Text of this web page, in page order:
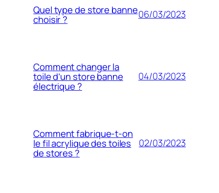
Quel type de store banne
choisir ? 06/03/2023
Comment changer la
toile d’un store banne
électrique ?
04/03/2023
Comment fabrique-t-on
le fil acrylique des toiles
de stores ?
02/03/2023